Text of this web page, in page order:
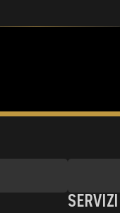
SERVIZI